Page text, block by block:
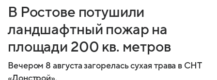
В Ростове потушили
ландшафтный пожар на
площади 200 кв. метров
Вечером 8 августа загорелась сухая трава в СНТ